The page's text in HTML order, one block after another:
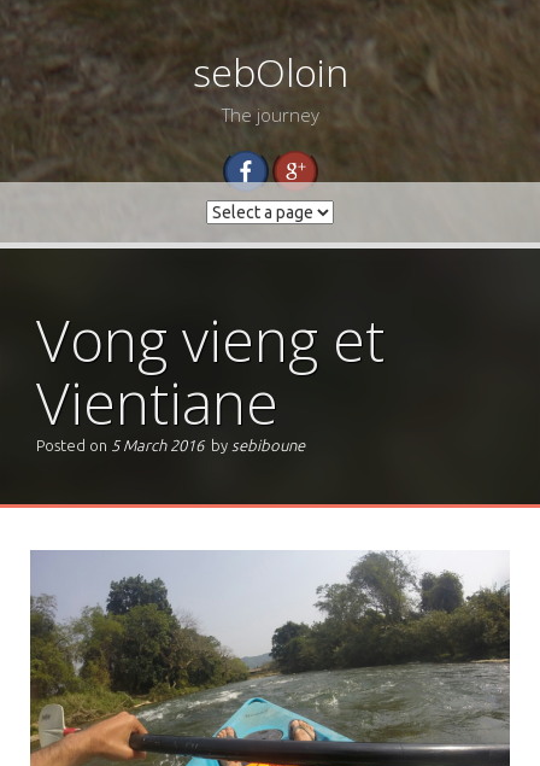
sebOloin
The journey
Vong vieng et
Vientiane
Posted on 5 March 2016 by sebiboune